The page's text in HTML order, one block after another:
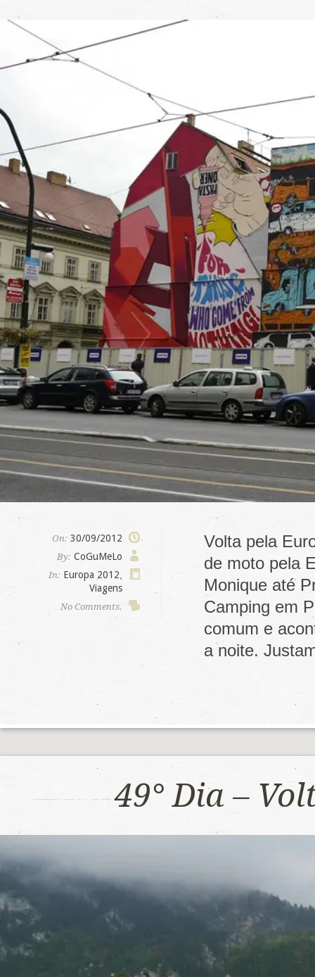
On: 30/09/2012
By: CoGuMeLo
In: Europa 2012
Viagens
No Comments.
Volta pela
de moto pela
Monique até
Camping em
comum e
a noite.
49° Dia –